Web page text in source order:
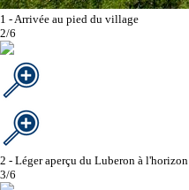
1 - Arrivée au pied du village
2/6
2 - Léger aperçu du Luberon à l'horizon
3/6